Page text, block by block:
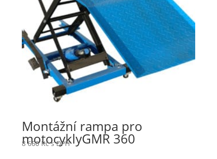
Montážní rampa pro
motocyklyGMR 360
8 660Kč s DPH